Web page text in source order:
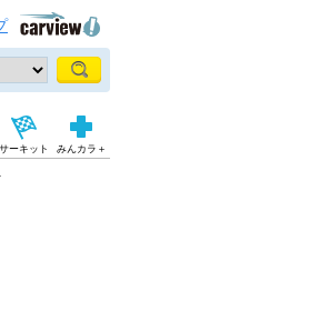
サーキット みんカラ＋